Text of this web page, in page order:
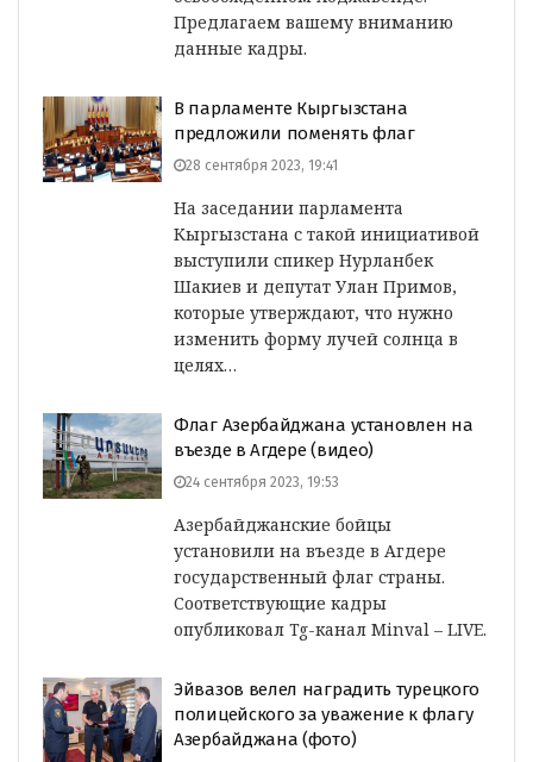
Предлагаем вашему вниманию
данные кадры.
В парламенте Кыргызстана
предложили поменять флаг
28 сентября 2023, 19:41
На заседании парламента
Кыргызстана с такой инициативой
выступили спикер Нурланбек
Шакиев и депутат Улан Примов,
которые утверждают, что нужно
изменить форму лучей солнца в
целях…
Флаг Азербайджана установлен на
въезде в Агдере (видео)
24 сентября 2023, 19:53
Азербайджанские бойцы
установили на въезде в Агдере
государственный флаг страны.
Соответствующие кадры
опубликовал Tg-канал Minval – LIVE.
Эйвазов велел наградить турецкого
полицейского за уважение к флагу
Азербайджана (фото)